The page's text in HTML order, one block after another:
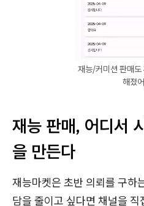
재능/커미션 판매도
해졌
재능 판매, 어디서
을 만든다
재능마켓은 초반 의뢰를 구하
담을 줄이고 싶다면 채널을